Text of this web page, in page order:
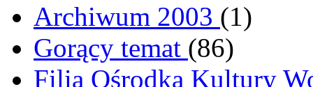
Archiwum 2003 (1)
Gorący temat (86)
Filia Ośrodka Kultury